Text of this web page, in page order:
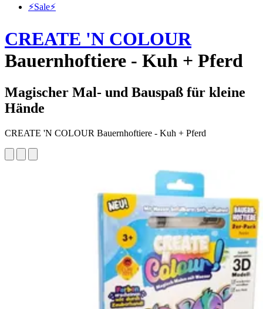
⚡️Sale⚡️
CREATE 'N COLOUR
Bauernhoftiere - Kuh + Pferd
Magischer Mal- und Bauspaß für kleine
Hände
CREATE 'N COLOUR Bauernhoftiere - Kuh + Pferd